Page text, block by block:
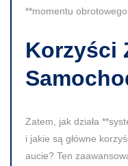
**momentu obrotowego
Korzyści
Zatem, jak działa
i jakie są główne
aucie? Ten